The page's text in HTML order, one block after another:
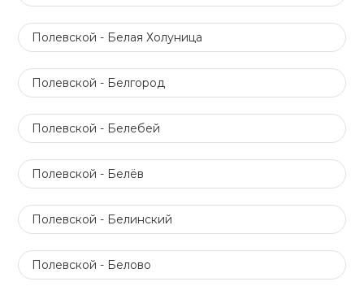
Полевской - Белая Холуница
Полевской - Белгород
Полевской - Белебей
Полевской - Белёв
Полевской - Белинский
Полевской - Белово